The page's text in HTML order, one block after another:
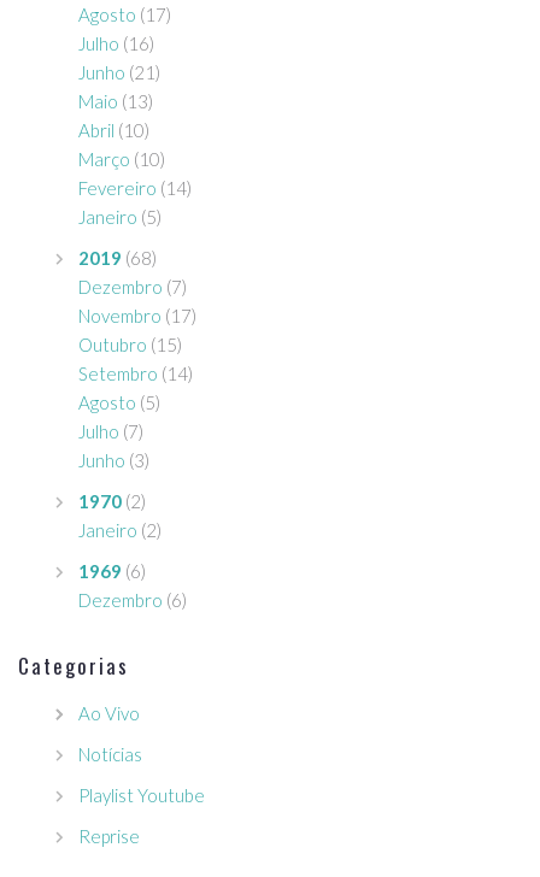
Agosto (17)
Julho (16)
Junho (21)
Maio (13)
Abril (10)
Março (10)
Fevereiro (14)
Janeiro (5)
2019 (68)
Dezembro (7)
Novembro (17)
Outubro (15)
Setembro (14)
Agosto (5)
Julho (7)
Junho (3)
1970 (2)
Janeiro (2)
1969 (6)
Dezembro (6)
Categorias
Ao Vivo
Notícias
Playlist Youtube
Reprise